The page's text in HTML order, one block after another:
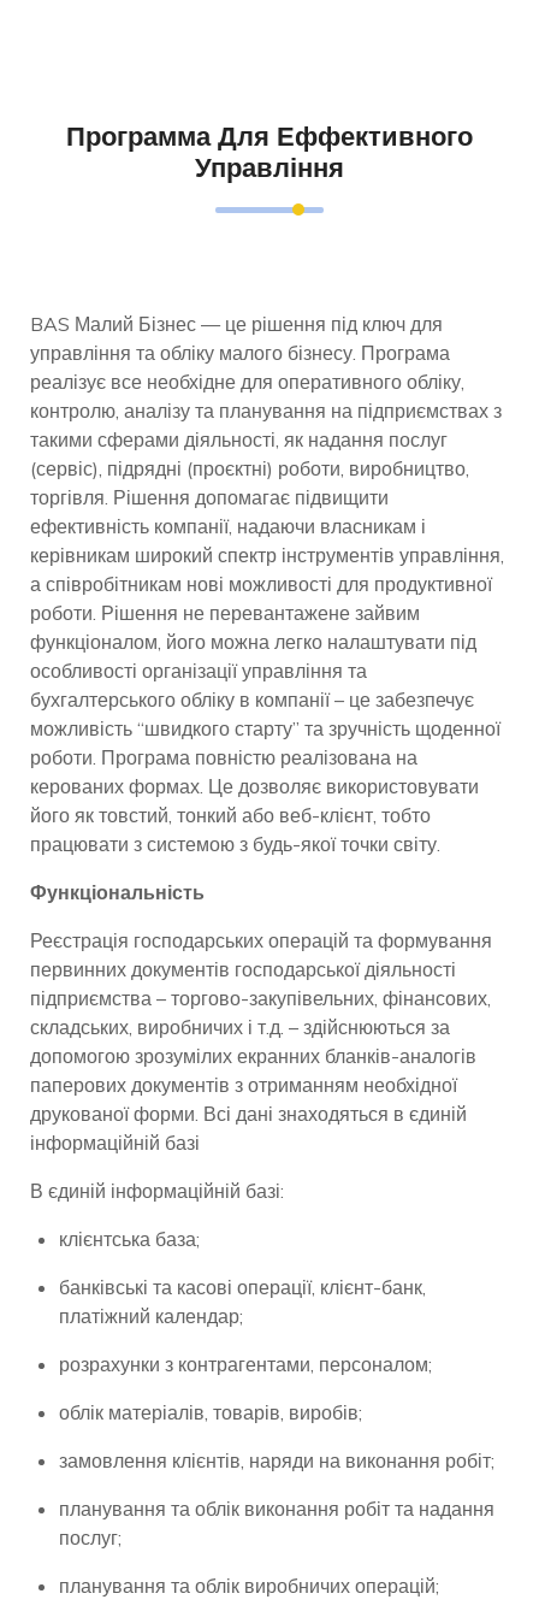
Программа Для Еффективного
Управління
BAS Малий Бізнес — це рішення під ключ для
управління та обліку малого бізнесу. Програма
реалізує все необхідне для оперативного обліку,
контролю, аналізу та планування на підприємствах з
такими сферами діяльності, як надання послуг
(сервіс), підрядні (проєктні) роботи, виробництво,
торгівля. Рішення допомагає підвищити
ефективність компанії, надаючи власникам і
керівникам широкий спектр інструментів управління,
а співробітникам нові можливості для продуктивної
роботи. Рішення не перевантажене зайвим
функціоналом, його можна легко налаштувати під
особливості організації управління та
бухгалтерського обліку в компанії – це забезпечує
можливість “швидкого старту” та зручність щоденної
роботи. Програма повністю реалізована на
керованих формах. Це дозволяє використовувати
його як товстий, тонкий або веб-клієнт, тобто
працювати з системою з будь-якої точки світу.
Функціональність
Реєстрація господарських операцій та формування
первинних документів господарської діяльності
підприємства – торгово-закупівельних, фінансових,
складських, виробничих і т.д. – здійснюються за
допомогою зрозумілих екранних бланків-аналогів
паперових документів з отриманням необхідної
друкованої форми. Всі дані знаходяться в єдиній
інформаційній базі
В єдиній інформаційній базі:
клієнтська база;
банківські та касові операції, клієнт-банк,
платіжний календар;
розрахунки з контрагентами, персоналом;
облік матеріалів, товарів, виробів;
замовлення клієнтів, наряди на виконання робіт;
планування та облік виконання робіт та надання
послуг;
планування та облік виробничих операцій;